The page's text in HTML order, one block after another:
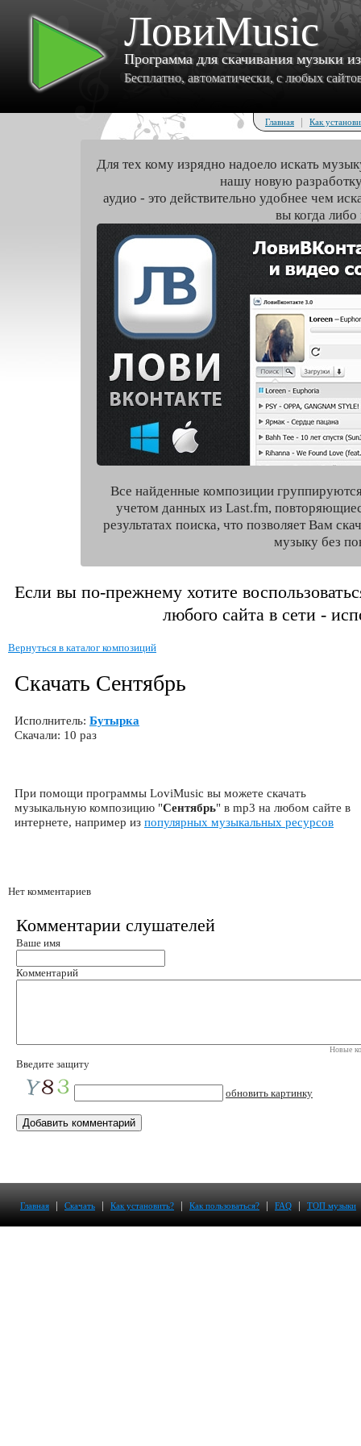
ЛовиMusic
Программа для скачивания музыки
Бесплатно, автоматически, с любых
Главная | Как
Для тех кому изрядно надоело искать
нашу новую
аудио - это действительно удобнее чем
вы когда либо
Все найденные композиции
учетом данных из Last.fm,
результатах поиска, что позволяет Вам
музыку без
Если вы по-прежнему хотите
любого сайта в сети -
Вернуться в каталог композиций
Скачать Сентябрь
Исполнитель: Бутырка
Скачали: 10 раз
При помощи программы LoviMusic вы можете скачать
музыкальную композицию "Сентябрь" в mp3 на любом сайте в
интернете, например из популярных музыкальных ресурсов
Нет комментариев
Комментарии слушателей
Ваше имя
Комментарий
Новые
Введите защиту
обновить картинку
Главная | Скачать | Как установить? | Как пользоваться? | FAQ | ТОП музыки